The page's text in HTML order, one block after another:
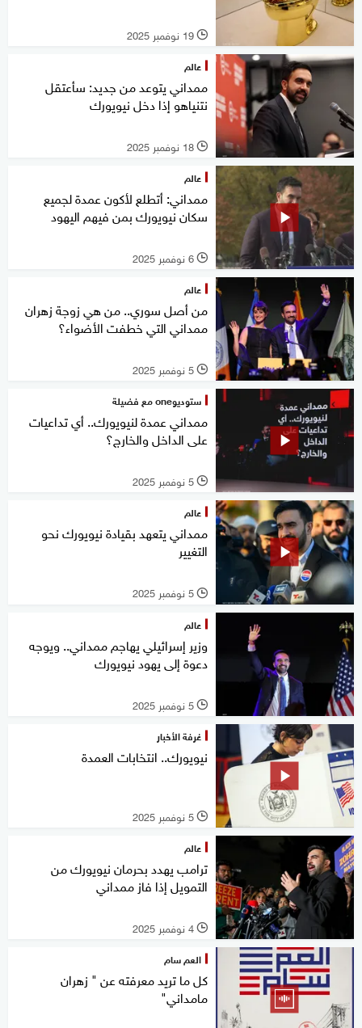
l 19 نوفمبر 2025
عالم
ممداني يتوعد من جديد: سأعتقل
نتنياهو إذا دخل نيويورك
l 18 نوفمبر 2025
عالم
ممداني: أتطلع لأكون عمدة لجميع
سكان نيويورك بمن فيهم اليهود
l 6 نوفمبر 2025
عالم
من أصل سوري.. من هي زوجة زهران
ممداني التي خطفت الأضواء؟
l 5 نوفمبر 2025
ستوديوone مع فضيلة
ممداني عمدة لنيويورك.. أي تداعيات
على الداخل والخارج؟
l 5 نوفمبر 2025
عالم
ممداني يتعهد بقيادة نيويورك نحو
التغيير
l 5 نوفمبر 2025
عالم
وزير إسرائيلي يهاجم ممداني.. ويوجه
دعوة إلى يهود نيويورك
l 5 نوفمبر 2025
غرفة الأخبار
نيويورك.. انتخابات العمدة
l 5 نوفمبر 2025
عالم
ترامب يهدد بحرمان نيويورك من
التمويل إذا فاز ممداني
l 4 نوفمبر 2025
العم سام
كل ما تريد معرفته عن " زهران
مامداني"